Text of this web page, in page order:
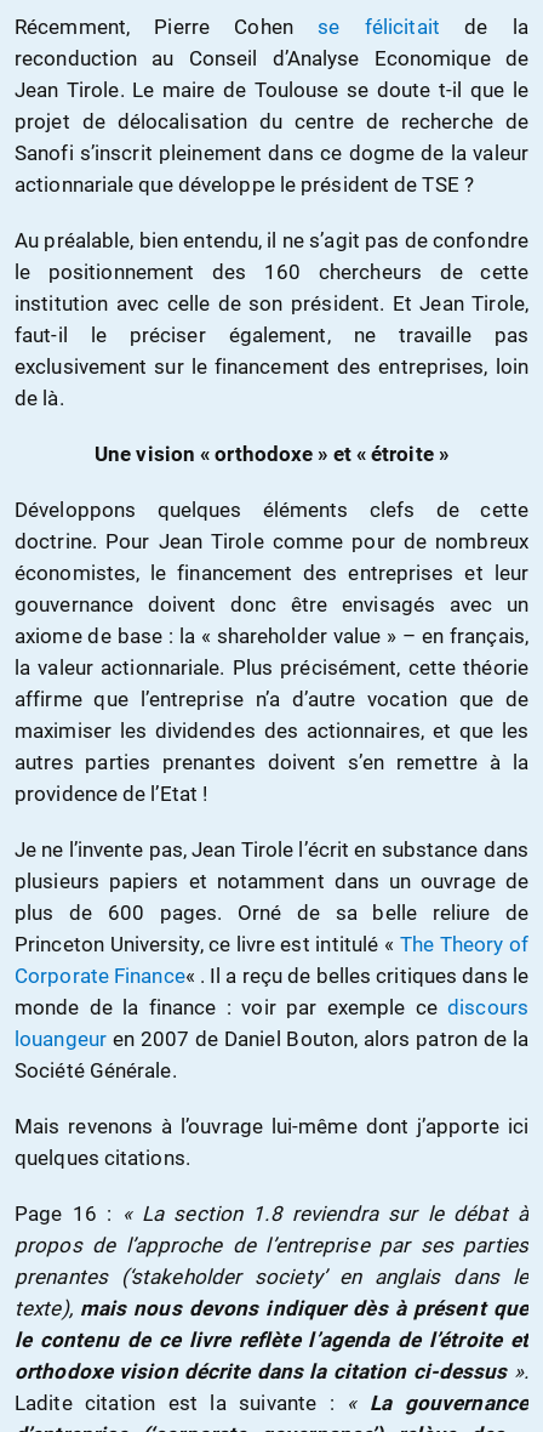
Récemment, Pierre Cohense félicitait de la
reconduction au Conseil d’Analyse Economique de
Jean Tirole. Le maire de Toulouse se doute t-il que le
projet de délocalisation du centre de recherche de
Sanofi s’inscrit pleinement dans ce dogme de la valeur
actionnariale que développe le président de TSE ?
Au préalable, bien entendu, il ne s’agit pas de confondre
le positionnement des 160 chercheurs de cette
institution avec celle de son président. Et Jean Tirole,
faut-il le préciser également, ne travaille pas
exclusivement sur le financement des entreprises, loin
de là.
Une vision « orthodoxe » et « étroite »
Développons quelques éléments clefs de cette
doctrine. Pour Jean Tirole comme pour de nombreux
économistes, le financement des entreprises et leur
gouvernance doivent donc être envisagés avec un
axiome de base : la « shareholder value » – en français,
la valeur actionnariale. Plus précisément, cette théorie
affirme que l’entreprise n’a d’autre vocation que de
maximiser les dividendes des actionnaires, et que les
autres parties prenantes doivent s’en remettre à la
providence de l’Etat !
Je ne l’invente pas, Jean Tirole l’écrit en substance dans
plusieurs papiers et notamment dans un ouvrage de
plus de 600 pages. Orné de sa belle reliure de
Princeton University, ce livre est intitulé « The Theory of
Corporate Finance« . Il a reçu de belles critiques dans le
monde de la finance : voir par exemple cediscours
louangeuren 2007 de Daniel Bouton, alors patron de la
Société Générale.
Mais revenons à l’ouvrage lui-même dont j’apporte ici
quelques citations.
Page 16 : « La section 1.8 reviendra sur le débat à
propos de l’approche de l’entreprise par ses parties
prenantes (‘stakeholder society’ en anglais dans le
texte), mais nous devons indiquer dès à présent que
le contenu de ce livre reflète l’agenda de l’étroite et
orthodoxe vision décrite dans la citation ci-dessus».
Ladite citation est la suivante : « La gouvernance